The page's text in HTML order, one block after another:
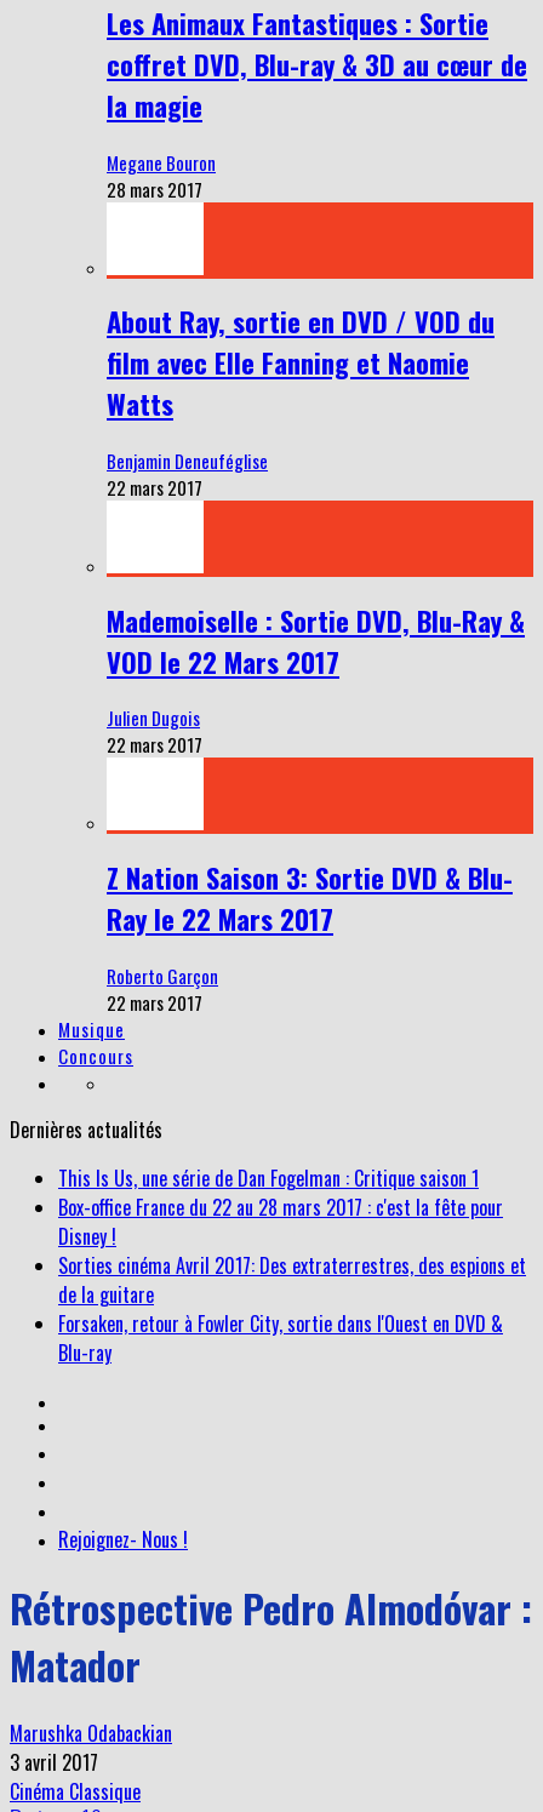
Les Animaux Fantastiques : Sortie
coffret DVD, Blu-ray & 3D au cœur de
la magie
Megane Bouron
28 mars 2017
About Ray, sortie en DVD / VOD du
film avec Elle Fanning et Naomie
Watts
Benjamin Deneuféglise
22 mars 2017
Mademoiselle : Sortie DVD, Blu-Ray &
VOD le 22 Mars 2017
Julien Dugois
22 mars 2017
Z Nation Saison 3: Sortie DVD & Blu-
Ray le 22 Mars 2017
Roberto Garçon
22 mars 2017
Musique
Concours
Dernières actualités
This Is Us, une série de Dan Fogelman : Critique saison 1
Box-office France du 22 au 28 mars 2017 : c'est la fête pour
Disney !
Sorties cinéma Avril 2017: Des extraterrestres, des espions et
de la guitare
Forsaken, retour à Fowler City, sortie dans l'Ouest en DVD &
Blu-ray
Rejoignez- Nous !
Rétrospective Pedro Almodóvar :
Matador
Marushka Odabackian
3 avril 2017
Cinéma Classique